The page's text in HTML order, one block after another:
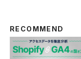
RECOMMEND